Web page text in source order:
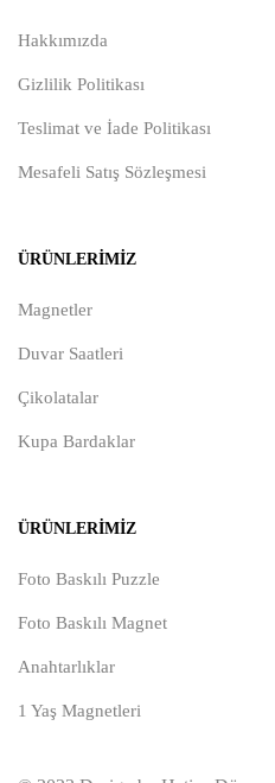
Hakkımızda
Gizlilik Politikası
Teslimat ve İade Politikası
Mesafeli Satış Sözleşmesi
ÜRÜNLERIMIZ
Magnetler
Duvar Saatleri
Çikolatalar
Kupa Bardaklar
ÜRÜNLERIMIZ
Foto Baskılı Puzzle
Foto Baskılı Magnet
Anahtarlıklar
1 Yaş Magnetleri